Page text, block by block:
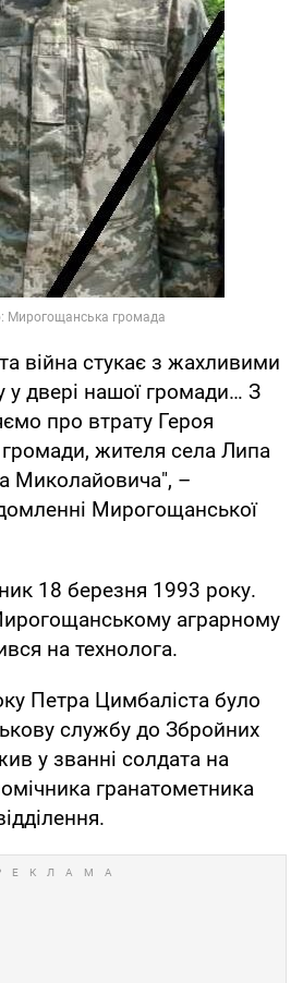
війна стукає з жахливими
у двері нашої громади… З
про втрату Героя
жителя села Липа
Миколайовича", –
Мирогощанської
18 березня 1993 року.
аграрному
на технолога.
Петра Цимбаліста було
службу до Збройних
у званні солдата на
гранатометника